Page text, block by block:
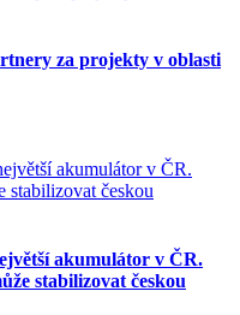
za projekty v oblasti
akumulátor v ČR.
stabilizovat českou